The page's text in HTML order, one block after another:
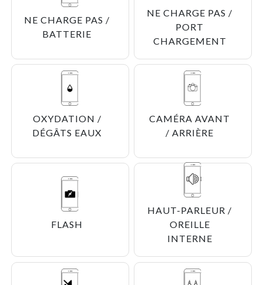
NE CHARGE PAS /
BATTERIE
NE CHARGE PAS /
PORT
CHARGEMENT
OXYDATION /
DÉGÂTS EAUX
CAMÉRA AVANT
/ ARRIÈRE
FLASH
HAUT-PARLEUR /
OREILLE
INTERNE